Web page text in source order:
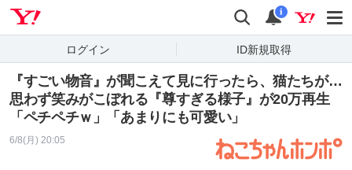
検索 通知
i
ログイン ID新規取得
『すごい物音』が聞こえて見に行ったら、猫たちが…
思わず笑みがこぼれる『尊すぎる様子』が20万再生
「ペチペチｗ」「あまりにも可愛い」
6/8(月) 20:05